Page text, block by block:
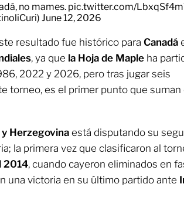
no mames. pic.twitter.com/
June 12, 2026
resultado fue histórico para Canadá
, ya que la Hoja de Maple ha
2022 y 2026, pero tras jugar seis
torneo, es el primer punto que suman
y Herzegovinaestá disputando su
la primera vez que clasificaron al
2014, cuando cayeron eliminados en
una victoria en su último partido ante